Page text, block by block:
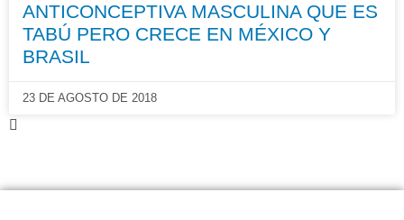
ANTICONCEPTIVA MASCULINA QUE ES
TABÚ PERO CRECE EN MÉXICO Y
BRASIL
23 DE AGOSTO DE 2018